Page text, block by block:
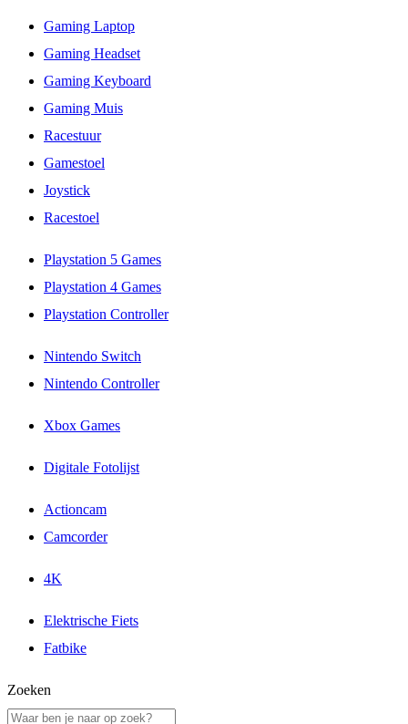
Gaming Laptop
Gaming Headset
Gaming Keyboard
Gaming Muis
Racestuur
Gamestoel
Joystick
Racestoel
Playstation 5 Games
Playstation 4 Games
Playstation Controller
Nintendo Switch
Nintendo Controller
Xbox Games
Digitale Fotolijst
Actioncam
Camcorder
4K
Elektrische Fiets
Fatbike
Zoeken